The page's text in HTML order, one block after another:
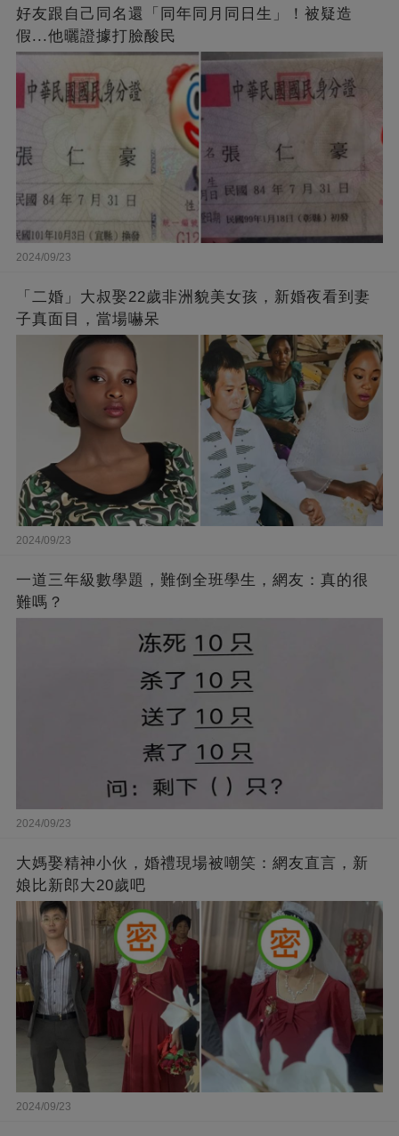
好友跟自己同名還「同年同月同日生」！被疑造
假...他曬證據打臉酸民
2024/09/23
「二婚」大叔娶22歲非洲貌美女孩，新婚夜看到妻
子真面目，當場嚇呆
2024/09/23
一道三年級數學題，難倒全班學生，網友：真的很
難嗎？
2024/09/23
大媽娶精神小伙，婚禮現場被嘲笑：網友直言，新
娘比新郎大20歲吧
2024/09/23